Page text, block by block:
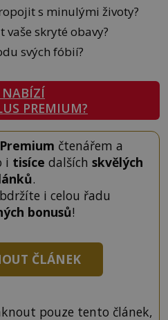
s minulými životy?
skryté obavy?
svých fóbií?
NABÍZÍ
PREMIUM?
Premium čtenářem a
i tisíce dalších skvělých
.
i celou řadu
bonusů!
ČLÁNEK
pouze tento článek,